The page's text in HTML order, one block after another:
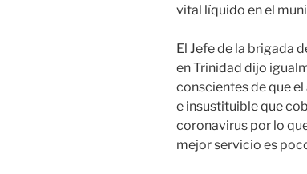
vital líquido en el
El Jefe de la brigada
en Trinidad dijo
conscientes de que
e insustituible que
coronavirus por lo
mejor servicio es